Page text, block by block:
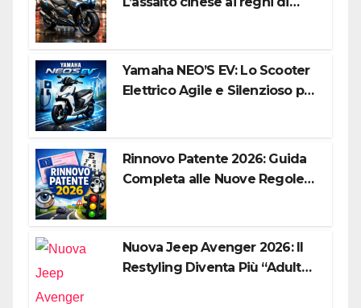
Yamaha NEO’S EV: Lo Scooter
Elettrico Agile e Silenzioso per
Rinnovo Patente 2026: Guida
Completa alle Nuove Regole,
Nuova Jeep Avenger 2026: Il
Restyling Diventa Più “Adulto”,